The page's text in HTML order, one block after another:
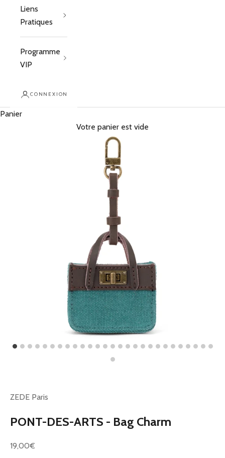
Liens
Pratiques
Programme
VIP
CONNEXION
Panier
Votre panier est vide
ZEDE Paris
PONT-DES-ARTS - Bag Charm
Prix de vente
19,00€